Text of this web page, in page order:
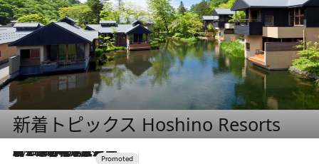
新着トピックス Hoshino Resorts
2026.8.7
【トンボの足水浴】ヒノキの香りに包まれて涼感マックス！約13℃の湧水かけ流しを避暑地「星野温泉 トンボの湯」で体験